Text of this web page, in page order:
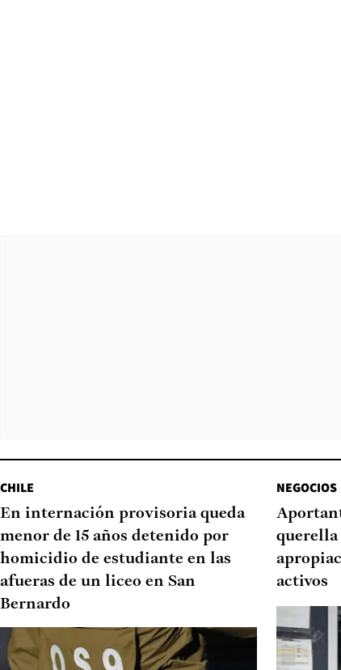
CHILE
En internación provisoria queda
menor de 15 años detenido por
homicidio de estudiante en las
afueras de un liceo en San
Bernardo
NEGOCIOS
querella
activos